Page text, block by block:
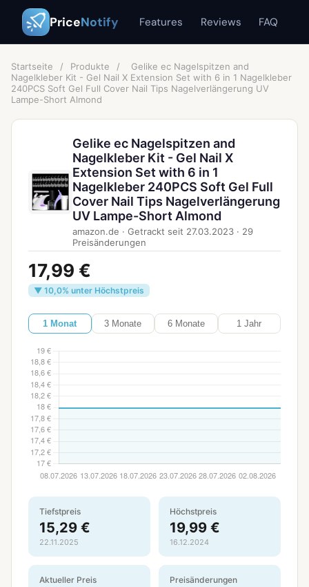
PriceNotify Features Reviews FAQ
Startseite / Produkte /
Gelike ec Nagelspitzen and
Nagelkleber Kit - Gel Nail X Extension Set with 6 in 1 Nagelkleber
240PCS Soft Gel Full Cover Nail Tips Nagelverlängerung UV
Lampe-Short Almond
Gelike ec Nagelspitzen and
Nagelkleber Kit - Gel Nail X
Extension Set with 6 in 1
Nagelkleber 240PCS Soft Gel Full
Cover Nail Tips Nagelverlängerung
UV Lampe-Short Almond
amazon.de · Getrackt seit 27.03.2023 · 29
Preisänderungen
17,99 €
▼ 10,0% unter Höchstpreis
1 Monat 3 Monate 6 Monate 1 Jahr
Tiefstpreis
15,29 €
22.11.2025
Höchstpreis
19,99 €
16.12.2024
Aktueller Preis Preisänderungen